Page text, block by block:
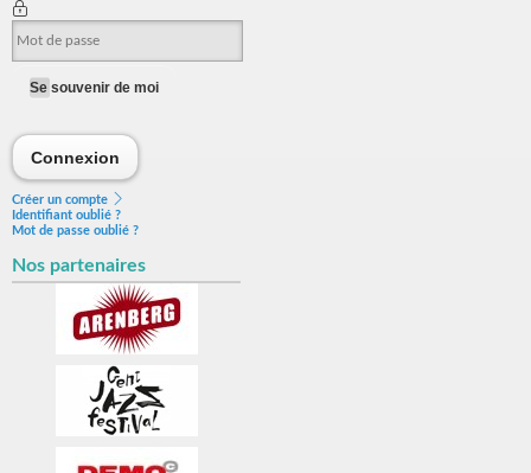
Se souvenir de moi
Connexion
Créer un compte
Identifiant oublié ?
Mot de passe oublié ?
Nos partenaires